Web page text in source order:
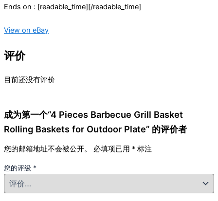
Ends on : [readable_time][/readable_time]
View on eBay
评价
目前还没有评价
成为第一个“4 Pieces Barbecue Grill Basket
Rolling Baskets for Outdoor Plate” 的评价者
您的邮箱地址不会被公开。 必填项已用 * 标注
您的评级 *